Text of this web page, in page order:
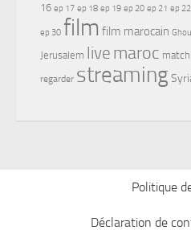
16 ep 17 ep 18 ep 19 ep 20 ep 21 ep 22
ep 30 film film marocain
Jerusalem live maroc match
regarder streaming
Politique
Déclaration de